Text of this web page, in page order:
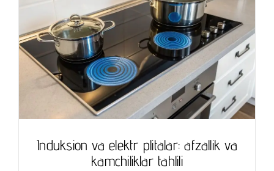
Induksion va elektr plitalar: afzallik va
kamchiliklar tahlili